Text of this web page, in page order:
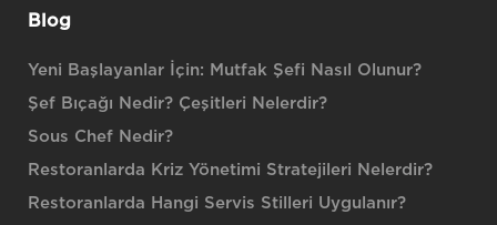
Blog
Yeni Başlayanlar İçin: Mutfak Şefi Nasıl Olunur?
Şef Bıçağı Nedir? Çeşitleri Nelerdir?
Sous Chef Nedir?
Restoranlarda Kriz Yönetimi Stratejileri Nelerdir?
Restoranlarda Hangi Servis Stilleri Uygulanır?